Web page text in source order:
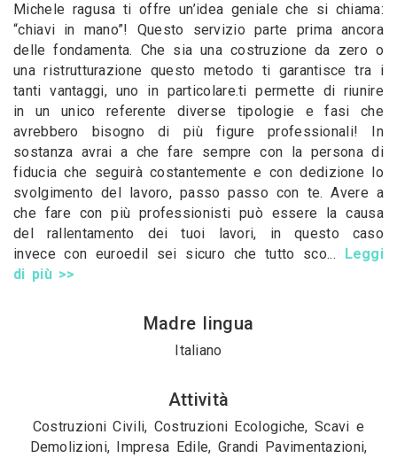
Michele ragusa ti offre un’idea geniale che si chiama:
“chiavi in mano”! Questo servizio parte prima ancora
delle fondamenta. Che sia una costruzione da zero o
una ristrutturazione questo metodo ti garantisce tra i
tanti vantaggi, uno in particolare.ti permette di riunire
in un unico referente diverse tipologie e fasi che
avrebbero bisogno di più figure professionali! In
sostanza avrai a che fare sempre con la persona di
fiducia che seguirà costantemente e con dedizione lo
svolgimento del lavoro, passo passo con te. Avere a
che fare con più professionisti può essere la causa
del rallentamento dei tuoi lavori, in questo caso
invece con euroedil sei sicuro che tutto sco... Leggi
di più >>
Madre lingua
Italiano
Attività
Costruzioni Civili, Costruzioni Ecologiche, Scavi e
Demolizioni, Impresa Edile, Grandi Pavimentazioni,